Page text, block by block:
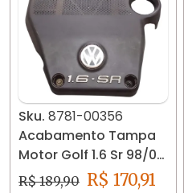
Sku. 8781-00356
Acabamento Tampa
Motor Golf 1.6 Sr 98/02
8781 Preto
R$ 189,90 R$ 170,91